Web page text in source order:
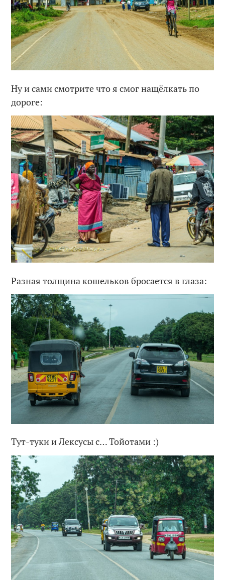
Ну и сами смотрите что я смог нащёлкать по
дороге:
Разная толщина кошельков бросается в глаза:
Тут-туки и Лексусы с… Тойотами :)